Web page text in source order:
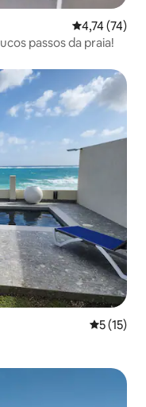
Classificação
4,74 (74)
passos da praia!
5 (15)